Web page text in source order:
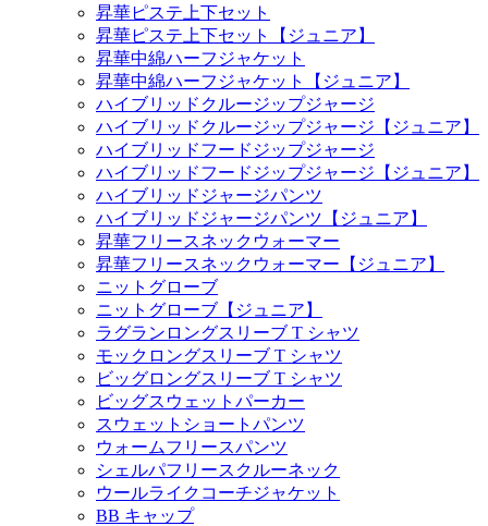
昇華ピステ上下セット
昇華ピステ上下セット【ジュニア】
昇華中綿ハーフジャケット
昇華中綿ハーフジャケット【ジュニア】
ハイブリッドクルージップジャージ
ハイブリッドクルージップジャージ【ジュニア】
ハイブリッドフードジップジャージ
ハイブリッドフードジップジャージ【ジュニア】
ハイブリッドジャージパンツ
ハイブリッドジャージパンツ【ジュニア】
昇華フリースネックウォーマー
昇華フリースネックウォーマー【ジュニア】
ニットグローブ
ニットグローブ【ジュニア】
ラグランロングスリーブ T シャツ
モックロングスリーブ T シャツ
ビッグロングスリーブ T シャツ
ビッグスウェットパーカー
スウェットショートパンツ
ウォームフリースパンツ
シェルパフリースクルーネック
ウールライクコーチジャケット
BB キャップ